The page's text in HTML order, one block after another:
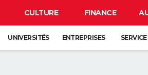
CULTURE FINANCE
UNIVERSITÉS ENTREPRISES